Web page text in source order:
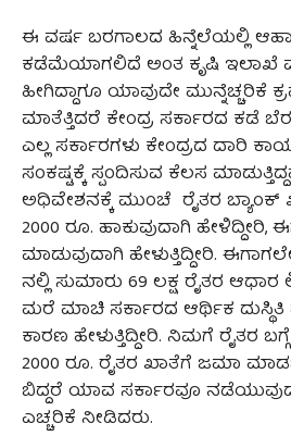
ಈ ವರ್ಷ ಬರಗಾಲದ ಹಿನ್ನೆಲೆಯಲ್ಲಿ
ಕಡೆಮೆಯಾಗಲಿದೆ ಅಂತ ಕೃಷಿ ಇಲಾಖೆ
ಹೀಗಿದ್ದಾಗೂ ಯಾವುದೇ ಮುನ್ನೆಚ್ಚರಿಕೆ ಕ್ರಮ
ಮಾತೆತ್ತಿದರೆ ಕೇಂದ್ರ ಸರ್ಕಾರದ ಕಡೆ
ಎಲ್ಲ ಸರ್ಕಾರಗಳು ಕೇಂದ್ರದ ದಾರಿ
ಸಂಕಷ್ಟಕ್ಕೆ ಸ್ಪಂದಿಸುವ‌ ಕೆಲಸ
ಅಧಿವೇಶನಕ್ಕೆ ಮುಂಚೆ ರೈತರ ಬ್ಯಾಂಕ್
2000 ರೂ. ಹಾಕುವುದಾಗಿ
ಮಾಡುವುದಾಗಿ ಹೇಳುತ್ತಿದ್ದೀರಿ.
ನಲ್ಲಿ ಸುಮಾರು 69 ಲಕ್ಷ ರೈತರ
ಮರೆ ಮಾಚಿ ಸರ್ಕಾರದ ಆರ್ಥಿಕ
ಕಾರಣ ಹೇಳುತ್ತಿದ್ದೀರಿ. ನಿಮಗೆ ರೈತರ
2000 ರೂ. ರೈತರ ಖಾತೆಗೆ ಜಮಾ
ಬಿದ್ದರೆ ಯಾವ ಸರ್ಕಾರವೂ
ಎಚ್ಚರಿಕೆ ನೀಡಿದರು.